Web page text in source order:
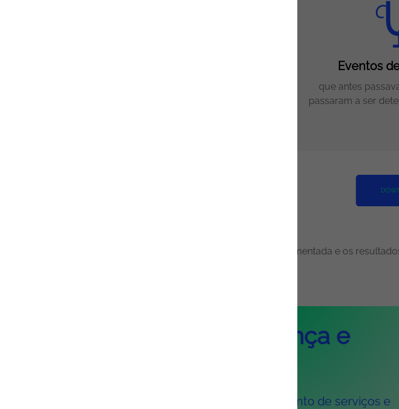
Eventos
que antes
passaram a ser
Para conhecer todos os detalhes da solução implementada e os
Soluções de segurança e
O nosso portfólio compreende um conjunto de serviços e